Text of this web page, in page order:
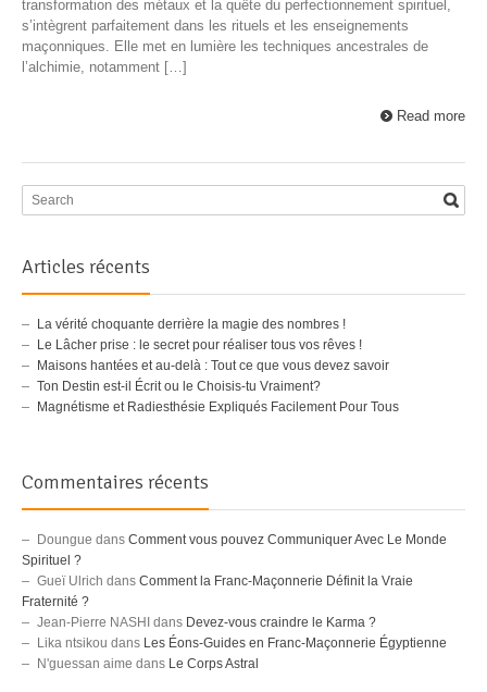
transformation des métaux et la quête du perfectionnement spirituel,
s’intègrent parfaitement dans les rituels et les enseignements
maçonniques. Elle met en lumière les techniques ancestrales de
l’alchimie, notamment […]
Read more
Articles récents
La vérité choquante derrière la magie des nombres !
Le Lâcher prise : le secret pour réaliser tous vos rêves !
Maisons hantées et au-delà : Tout ce que vous devez savoir
Ton Destin est-il Écrit ou le Choisis-tu Vraiment?
Magnétisme et Radiesthésie Expliqués Facilement Pour Tous
Commentaires récents
Doungue dans Comment vous pouvez Communiquer Avec Le Monde
Spirituel ?
Gueï Ulrich dans Comment la Franc-Maçonnerie Définit la Vraie
Fraternité ?
Jean-Pierre NASHI dans Devez-vous craindre le Karma ?
Lika ntsikou dans Les Éons-Guides en Franc-Maçonnerie Égyptienne
N'guessan aime dans Le Corps Astral